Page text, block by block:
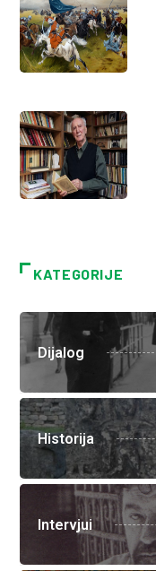
KATEGORIJE
Dijalog
Historija
Intervjui